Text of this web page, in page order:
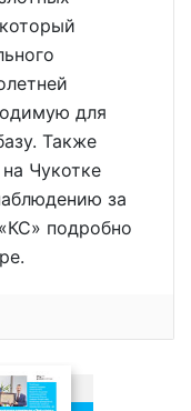
для
Также
Чукотке
за
подробно